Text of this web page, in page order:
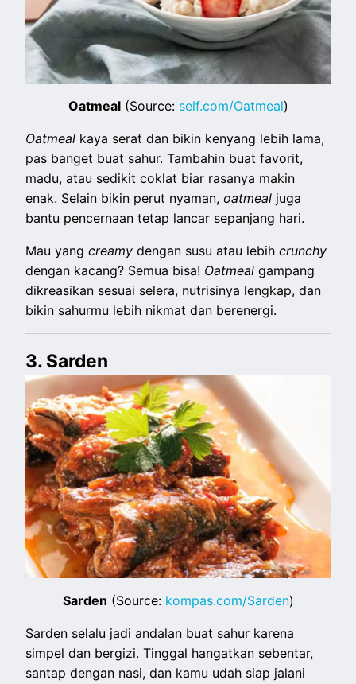
Oatmeal(Source: self.com/Oatmeal)
Oatmeal kaya serat dan bikin kenyang lebih lama,
pas banget buat sahur. Tambahin buat favorit,
madu, atau sedikit coklat biar rasanya makin
enak. Selain bikin perut nyaman,oatmeal juga
bantu pencernaan tetap lancar sepanjang hari.
Mau yangcreamydengan susu atau lebihcrunchy
dengan kacang? Semua bisa! Oatmealgampang
dikreasikan sesuai selera, nutrisinya lengkap, dan
bikin sahurmu lebih nikmat dan berenergi.
3. Sarden
Sarden (Source: kompas.com/Sarden)
Sarden selalu jadi andalan buat sahur karena
simpel dan bergizi. Tinggal hangatkan sebentar,
santap dengan nasi, dan kamu udah siap jalani